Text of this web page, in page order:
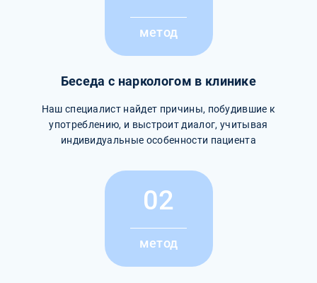
метод
Беседа с наркологом в клинике
Наш специалист найдет причины, побудившие к
употреблению, и выстроит диалог, учитывая
индивидуальные особенности пациента
02
метод